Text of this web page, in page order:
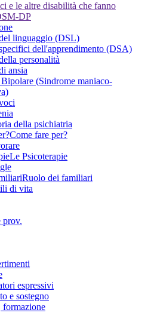
e le altre disabilità che fanno
DP
linguaggio (DSL)
dell'apprendimento (DSA)
personalità
ansia
(Sindrome maniaco-
della psichiatria
Come fare per?
Le Psicoterapie
Ruolo dei familiari
di vita
prov.
espressivi
e sostegno
formazione